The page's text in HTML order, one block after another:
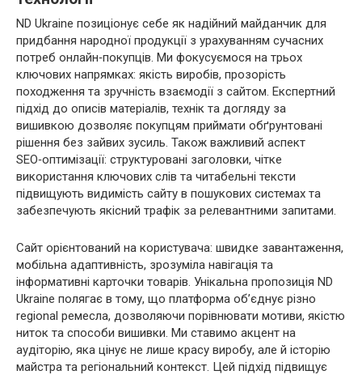
ND Ukraine позиціонує себе як надійний майданчик для
придбання народної продукції з урахуванням сучасних
потреб онлайн‑покупців. Ми фокусуємося на трьох
ключових напрямках: якість виробів, прозорість
походження та зручність взаємодії з сайтом. Експертний
підхід до описів матеріалів, технік та догляду за
вишивкою дозволяє покупцям приймати обґрунтовані
рішення без зайвих зусиль. Також важливий аспект
SEO‑оптимізації: структуровані заголовки, чітке
використання ключових слів та читабельні тексти
підвищують видимість сайту в пошукових системах та
забезпечують якісний трафік за релевантними запитами.
Сайт орієнтований на користувача: швидке завантаження,
мобільна адаптивність, зрозуміла навігація та
інформативні карточки товарів. Унікальна пропозиція ND
Ukraine полягає в тому, що платформа об’єднує різно
regional ремесла, дозволяючи порівнювати мотиви, якістю
ниток та способи вишивки. Ми ставимо акцент на
аудіторію, яка цінує не лише красу виробу, але й історію
майстра та регіональний контекст. Цей підхід підвищує